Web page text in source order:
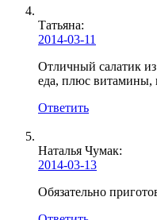
Татьяна:
2014-03-11
Отличный салатик
еда, плюс витамины,
Ответить
Наталья Чумак:
2014-03-13
Обязательно